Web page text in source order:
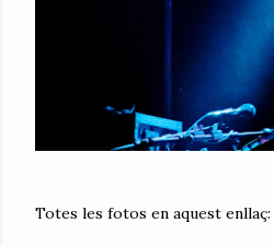
Totes les fotos en aquest enllaç: